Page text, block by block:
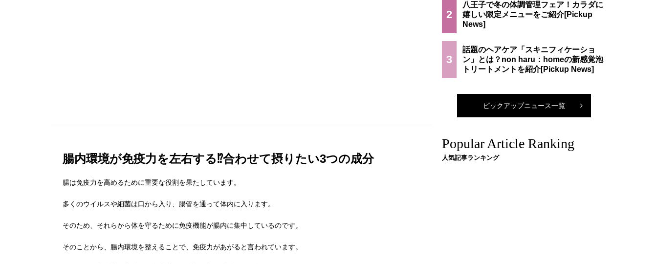
腸内環境が免疫力を左右する⁉合わせて摂りたい3つの成分
腸は免疫力を高めるために重要な役割を果たしています。
多くのウイルスや細菌は口から入り、腸管を通って体内に入ります。
そのため、それらから体を守るために免疫機能が腸内に集中しているのです。
そのことから、腸内環境を整えることで、免疫力があがると言われています。
2
八王子で冬の体調管理フェア！カラダに
嬉しい限定メニューをご紹介
3
話題のヘアケア「スキニフィケーショ
ン」とは？non haru：homeの新感覚泡
トリートメントを紹介
ピックアップニュース一覧
Popular Article Ranking
人気記事ランキング